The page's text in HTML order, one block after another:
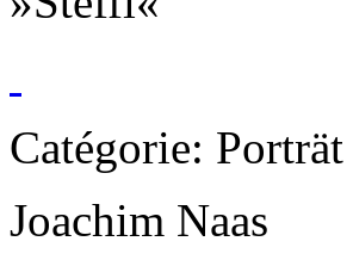
Catégorie: Porträt
Joachim Naas